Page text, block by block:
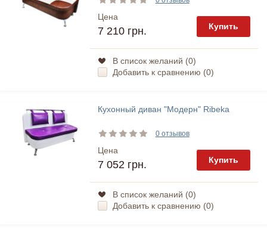
Цена
7 210 грн. Купить
В список желаний (0)
Добавить к сравнению (0)
Кухонный диван "Модерн" Ribeka
0 отзывов
Цена
7 052 грн. Купить
В список желаний (0)
Добавить к сравнению (0)